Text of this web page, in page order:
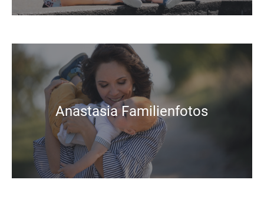
Anastasia Familienfotos